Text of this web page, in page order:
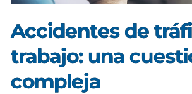
Accidentes de
trabajo: una
compleja